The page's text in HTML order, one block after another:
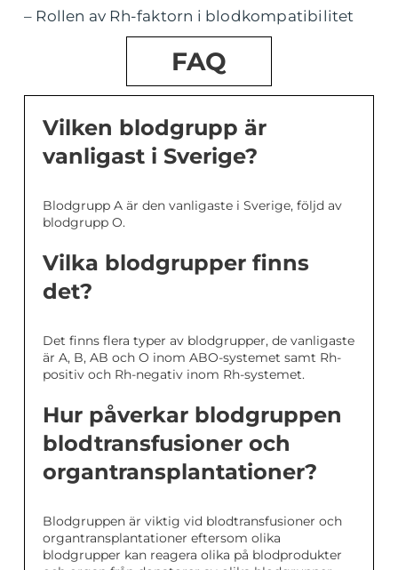
– Rollen av Rh-faktorn i blodkompatibilitet
FAQ
Vilken blodgrupp är
vanligast i Sverige?
Blodgrupp A är den vanligaste i Sverige, följd av
blodgrupp O.
Vilka blodgrupper finns
det?
Det finns flera typer av blodgrupper, de vanligaste
är A, B, AB och O inom ABO-systemet samt Rh-
positiv och Rh-negativ inom Rh-systemet.
Hur påverkar blodgruppen
blodtransfusioner och
organtransplantationer?
Blodgruppen är viktig vid blodtransfusioner och
organtransplantationer eftersom olika
blodgrupper kan reagera olika på blodprodukter